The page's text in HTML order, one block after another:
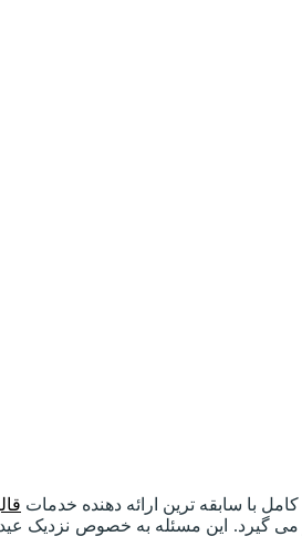
با سابقه ترین ارائه دهنده خدمات
این مسئله به خصوص نزدیک عید